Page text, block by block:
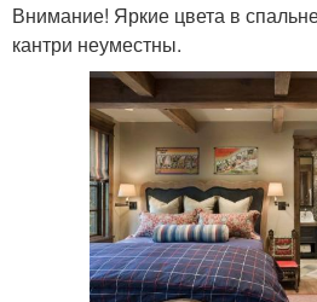
Внимание! Яркие цвета в
кантри неуместны.